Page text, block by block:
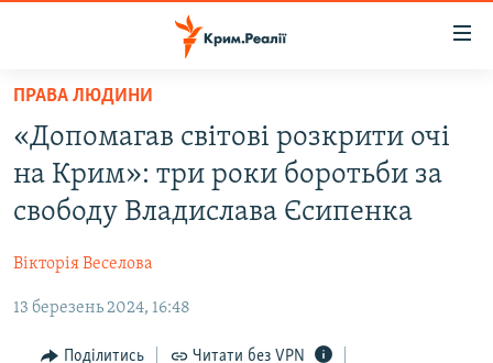
Перейти
основного
матеріалу
Перейти
до
основної
навігації
Перейти
ВОДА.КРИМ
ВІДЕО ТА ФОТО
БЛОГИ
ПОГЛЯД
ІНТЕРВ'Ю
ПРАВА ЛЮДИНИ
«Допомагав світові розкрити очі
на Крим»: три роки боротьби за
свободу Владислава Єсипенка
Вікторія Веселова
13 березень 2024, 16:48
Поділитись Читати без VPN